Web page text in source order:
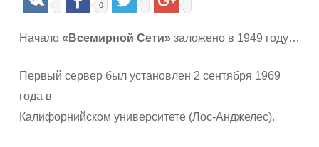
0
Начало «Всемирной Сети»заложено в 1949 году…
Первый сервер был установлен 2 сентября 1969
года в
Калифорнийском университете (Лос-Анджелес).